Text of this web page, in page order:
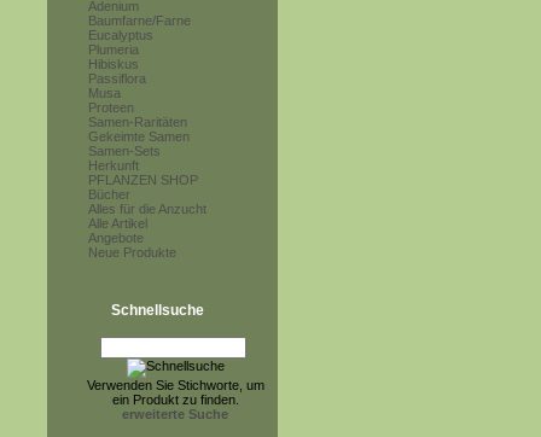
Adenium
Baumfarne/Farne
Eucalyptus
Plumeria
Hibiskus
Passiflora
Musa
Proteen
Samen-Raritäten
Gekeimte Samen
Samen-Sets
Herkunft
PFLANZEN SHOP
Bücher
Alles für die Anzucht
Alle Artikel
Angebote
Neue Produkte
Schnellsuche
Verwenden Sie Stichworte, um
ein Produkt zu finden.
erweiterte Suche